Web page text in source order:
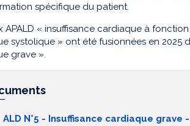
spécifique du patient.
APALD « insuffisance cardiaque à
systolique » ont été fusionnées en 2025
grave ».
ALD N°5 - Insuffisance cardiaque